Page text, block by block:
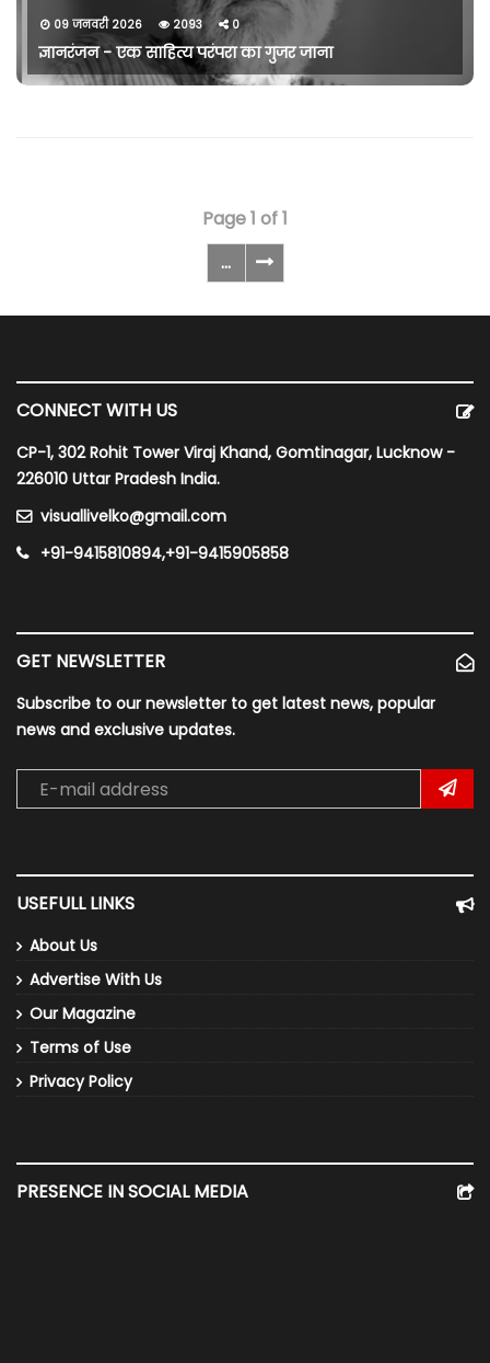
09 जनवरी 2026 2093 0
ज्ञानरंजन - एक साहित्य परंपरा का गुजर जाना
Page 1 of 1
...
CONNECT WITH US
CP-1, 302 Rohit Tower Viraj Khand, Gomtinagar, Lucknow -
226010 Uttar Pradesh India.
visuallivelko@gmail.com
+91-9415810894,+91-9415905858
GET NEWSLETTER
Subscribe to our newsletter to get latest news, popular
news and exclusive updates.
USEFULL LINKS
About Us
Advertise With Us
Our Magazine
Terms of Use
Privacy Policy
PRESENCE IN SOCIAL MEDIA